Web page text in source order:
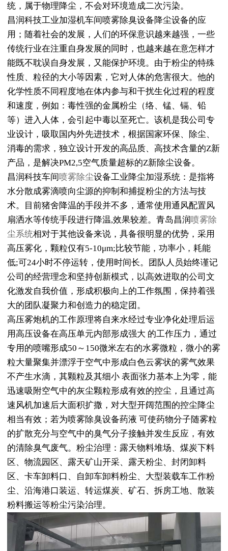
统，属于物理降尘，不会对环境造成二次污染。
昌润科技工业加湿机车间喷雾除臭设备降尘设备的应
用；随着社会的发展，人们的环保意识越来越强，一些
传统行业在注重自身发展的同时，也越来越在意怎样才
能既不耽误自身发展，又能保护环境。由于粉尘的特殊
性质、粒径的大小等因素，它对人体的危害很大。他的
化学性质不同程度地在体内参与和干扰生化过程的程度
和速度，例如：毒性强的金属粉尘（络、锰、镉、铅
等）进入人体，会引起中毒以至死亡。该机是我公司专
业设计，吸取国内外先进技术，根据国家环保、除尘、
消毒的需求，独立设计开发的高品质、高技术含量的Z新
产品，是解决PM2,5空气质量超标的Z新除尘设备。
昌润科技车间喷雾除尘设备工业降尘加湿系统：是指将
水分散成雾滴喷向尘源的抑制和捕捉粉尘的方法与技
术。目前猪舍降温的手段并不多，通常使用通风配置风
扇洒水等传统手段进行降温,效果较差。青岛昌润喷雾除
尘系统相对于其他设备来说，具备很明显的优势，采用
高压雾化，颗粒仅有5-10μm;比较节能，功率小，耗能
低;可24小时不停运转，使用时间长。团队人员始终谨记
公司的经营理念和坚持创新模式，以高效进取的公司文
化激发自我价值，形成积极向上的工作氛围，保持着强
大的团队凝聚力和创造力的稳定团。
高压雾炮机的工作原理将自来水经过专业净化处理后运
用高压设备在高压单元内部形成强大 的工作压力，通过
专用的喷嘴形成50～150微米左右的水雾微粒，微小的雾
粒大量聚集并漂浮于空气中形成白色云雾状的雾气效果
不产生水滴，其颗粒及其细小 表面张力基本上为零，能
迅速吸附空气中的灰尘颗粒形成有效的控尘，且通过高
速风机加速后大面积扩撒，对大型开阔范围的控尘降尘
相当有效；若为喷雾除臭设备药液 可使药物分子随雾粒
的扩散充分与空气中的臭气分子接触并发生反应，有效
的清除臭气废气。粉尘治理：露天物料堆场、煤炭下料
区、物流园区、露天矿山开采、露天粉尘、封闭卸料
区、卡车卸料口、自卸车卸料粉尘、大型装载车工作粉
尘、沿海港口装运、转运煤炭、矿石、拆房工地、散装
粉料搬运等粉尘污染治理。